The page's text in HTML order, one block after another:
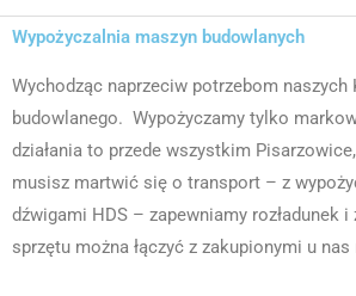
Wypożyczalnia maszyn budowlanych
Wychodząc naprzeciw potrzebom
budowlanego. Wypożyczamy tylko
działania to przede wszystkim
musisz martwić się o transport – z
dźwigami HDS – zapewniamy rozładunek
sprzętu można łączyć z zakupionymi u